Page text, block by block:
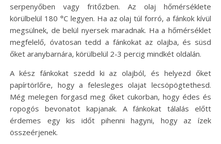
serpenyőben vagy fritőzben. Az olaj hőmérséklete
körülbelül 180 °C legyen. Ha az olaj túl forró, a fánkok kívül
megsülnek, de belül nyersek maradnak. Ha a hőmérséklet
megfelelő, óvatosan tedd a fánkokat az olajba, és süsd
őket aranybarnára, körülbelül 2-3 percig mindkét oldalán.
A kész fánkokat szedd ki az olajból, és helyezd őket
papírtörlőre, hogy a felesleges olajat lecsöpögtethesd.
Még melegen forgasd meg őket cukorban, hogy édes és
ropogós bevonatot kapjanak. A fánkokat tálalás előtt
érdemes egy kis időt pihenni hagyni, hogy az ízek
összeérjenek.